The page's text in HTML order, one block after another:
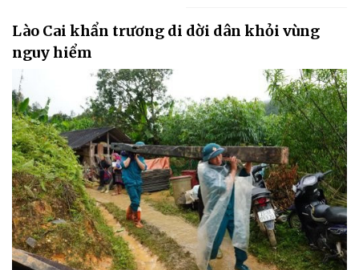
Lào Cai khẩn trương di dời dân khỏi vùng
nguy hiểm